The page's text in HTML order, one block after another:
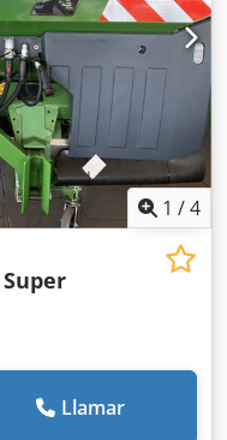
1 /4
Llamar